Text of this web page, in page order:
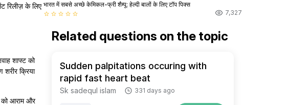
रिलीज़ के लिए
शाफ्ट को
क्रिया
को आराम और
भारत में सबसे अच्छे केमिकल-फ्री शैम्पू: हेल्दी बालों के लिए टॉप पिक्स
star_border star_border star_border star_border star_border 7,327
Related questions on the topic
Sudden palpitations occuring with
rapid fast heart beat
Sk sadequl islam 331 days ago